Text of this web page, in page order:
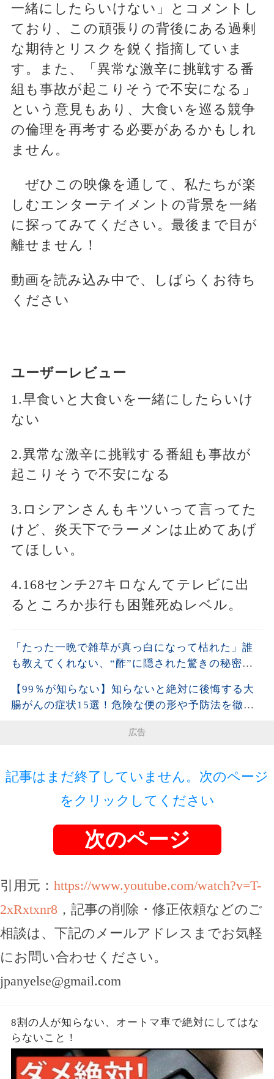
一緒にしたらいけない」とコメントし
ており、この頑張りの背後にある過剰
な期待とリスクを鋭く指摘していま
す。また、「異常な激辛に挑戦する番
組も事故が起こりそうで不安になる」
という意見もあり、大食いを巡る競争
の倫理を再考する必要があるかもしれ
ません。
ぜひこの映像を通して、私たちが楽
しむエンターテイメントの背景を一緒
に探ってみてください。最後まで目が
離せません！
動画を読み込み中で、しばらくお待ち
ください
ユーザーレビュー
1.早食いと大食いを一緒にしたらいけ
ない
2.異常な激辛に挑戦する番組も事故が
起こりそうで不安になる
3.ロシアンさんもキツいって言ってた
けど、炎天下でラーメンは止めてあげ
てほしい。
4.168センチ27キロなんてテレビに出
るところか歩行も困難死ぬレベル。
「たった一晩で雑草が真っ白になって枯れた」誰
も教えてくれない、“酢”に隠された驚きの秘密と
【99％が知らない】知らないと絶対に後悔する大
腸がんの症状15選！危険な便の形や予防法を徹底
広告
記事はまだ終了していません。次のページ
をクリックしてください
次のページ
引用元： https://www.youtube.com/watch?v=T-
2xRxtxnr8 ，記事の削除・修正依頼などのご
相談は、下記のメールアドレスまでお気軽
にお問い合わせください。
jpanyelse@gmail.com
8割の人が知らない、オートマ車で絶対にしてはな
らないこと！